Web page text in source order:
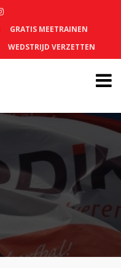
GRATIS MEETRAINEN
WEDSTRIJD VERZETTEN